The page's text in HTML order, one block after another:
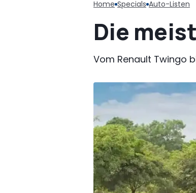
Home Specials Auto-Listen
Die
Vom Renault Twingo